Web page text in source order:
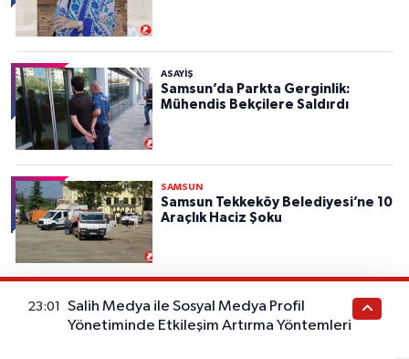
ASAYIŞ
Samsun’da Parkta Gerginlik:
Mühendis Bekçilere Saldırdı
SAMSUN
Samsun Tekkeköy Belediyesi’ne 10
Araçlık Haciz Şoku
ASAYIŞ
Samsun'da Görme Engelli Şahıs
Uyuşturucu Ticaretinden
23:01
Salih Medya ile Sosyal Medya Profil
Yönetiminde Etkileşim Artırma Yöntemleri